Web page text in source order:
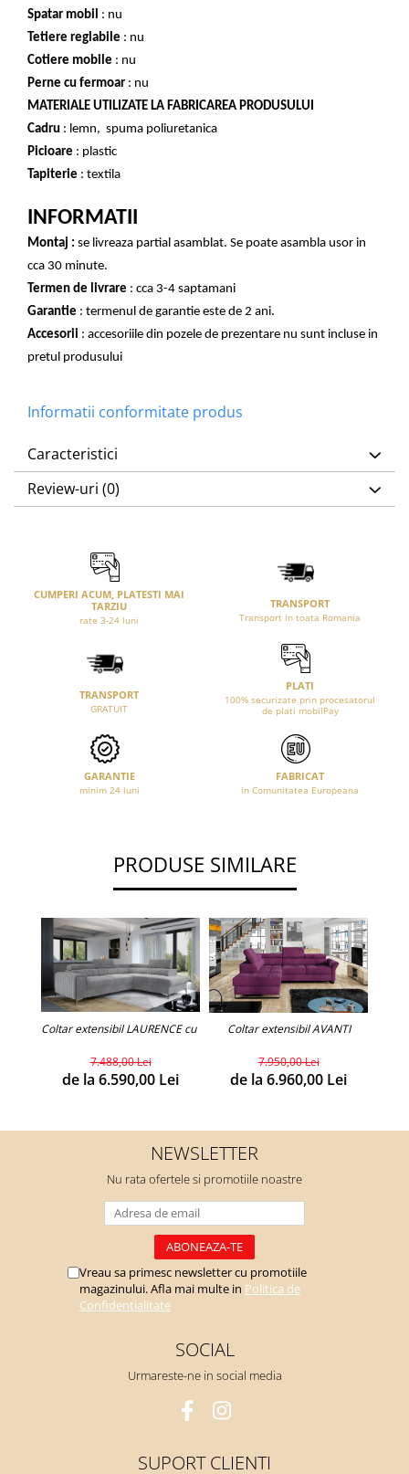
Spatar mobil : nu
Tetiere reglabile : nu
Cotiere mobile : nu
Perne cu fermoar : nu
MATERIALE UTILIZATE LA FABRICAREA PRODUSULUI
Cadru : lemn, spuma poliuretanica
Picioare : plastic
Tapiterie : textila
INFORMATII
Montaj : se livreaza partial asamblat. Se poate asambla usor in
cca 30 minute.
Termen de livrare : cca 3-4 saptamani
Garantie : termenul de garantie este de 2 ani.
Accesorii : accesoriile din pozele de prezentare nu sunt incluse in
pretul produsului
Informatii conformitate produs
Caracteristici
Review-uri (0)
CUMPERI ACUM, PLATESTI MAI
TARZIU
rate 3-24 luni
TRANSPORT
Transport in toata Romania
TRANSPORT
GRATUIT
PLATI
100% securizate prin procesatorul
de plati mobilPay
GARANTIE
minim 24 luni
FABRICAT
in Comunitatea Europeana
PRODUSE SIMILARE
Coltar extensibil LAURENCE cu lada de depozitare.(personalizabil)
7.488,00 Lei
de la 6.590,00 Lei
Coltar extensibil AVANTI
7.950,00 Lei
de la 6.960,00 Lei
NEWSLETTER
Nu rata ofertele si promotiile noastre
Vreau sa primesc newsletter cu promotiile
magazinului. Afla mai multe in Politica de
Confidentialitate
SOCIAL
Urmareste-ne in social media
SUPORT CLIENTI